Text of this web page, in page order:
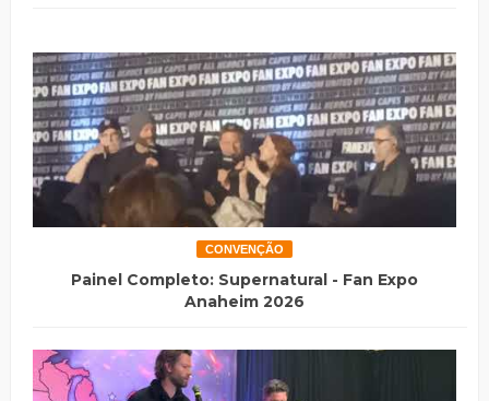
CONVENÇÃO
Painel Completo: Supernatural - Fan Expo
Anaheim 2026